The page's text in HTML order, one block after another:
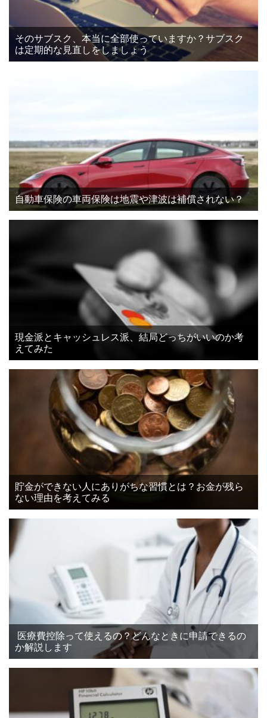
そのサブスク、本当に全部使っていますか？サブスク
は定期的な見直しをしましょう
自動車保険の車両保険は地震や津波は補償されない？
現金派とキャッシュレス派、結局どっちがいいのか考
えてみた
貯金ができない人にありがちな習慣とは？お金が残ら
ない理由を考えてみる
医療費控除って使えるの？どんなときに申請できるの
か解説します